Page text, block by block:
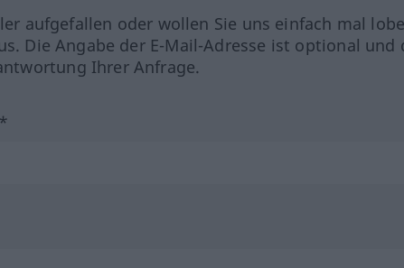
aufgefallen oder wollen Sie uns einfach mal
Die Angabe der E-Mail-Adresse ist optional und
Ihrer Anfrage.